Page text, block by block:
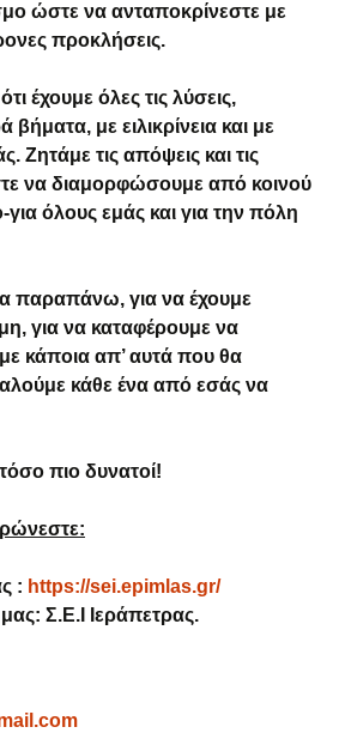
ώστε να ανταποκρίνεστε με
προκλήσεις.
έχουμε όλες τις λύσεις,
βήματα, με ειλικρίνεια και με
Ζητάμε τις απόψεις και τις
να διαμορφώσουμε από κοινού
για όλους εμάς και για την πόλη
παραπάνω, για να έχουμε
για να καταφέρουμε να
κάποια απ’ αυτά που θα
κάθε ένα από εσάς να
πιο δυνατοί!
: https://sei.epimlas.gr/
μας: Σ.Ε.Ι Ιεράπετρας.
.com